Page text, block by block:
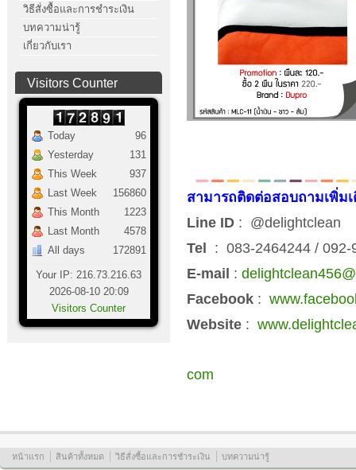
วิธีสั่งซื้อและการชำระเงิน
บทความน่ารู้
เกี่ยวกับเรา
Visitors Counter
Today
Yesterday
This Week
Last Week
This Month
Last Month
All days
96
131
937
156860
1223
4578
172891
Your IP: 216.73.216.63
2026-08-10 20:09
Visitors Counter
สามารถติดต่อสอบถามเพิ่ม
Line ID : @delightclean
Tel
: 083-2464244 /
E-mail :
Facebook :
Website :
com
หน้าแรก สินค้าทั้งหมด วิธีสั่งซื้อและการชำระเงิน บทความน่ารู้